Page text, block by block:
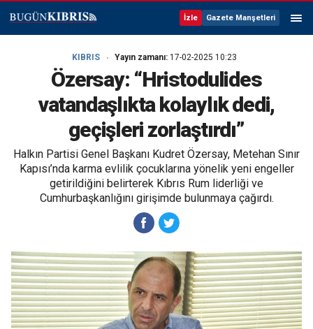
İzle Gazete Manşetleri
KIBRIS Yayın zamanı: 17-02-2025 10:23
Özersay: “Hristodulides
vatandaşlıkta kolaylık dedi,
geçişleri zorlaştırdı”
Halkın Partisi Genel Başkanı Kudret Özersay, Metehan Sınır
Kapısı’nda karma evlilik çocuklarına yönelik yeni engeller
getirildiğini belirterek Kıbrıs Rum liderliği ve
Cumhurbaşkanlığını girişimde bulunmaya çağırdı.